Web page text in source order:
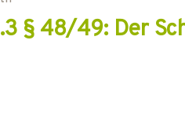
§ 48/49: Der